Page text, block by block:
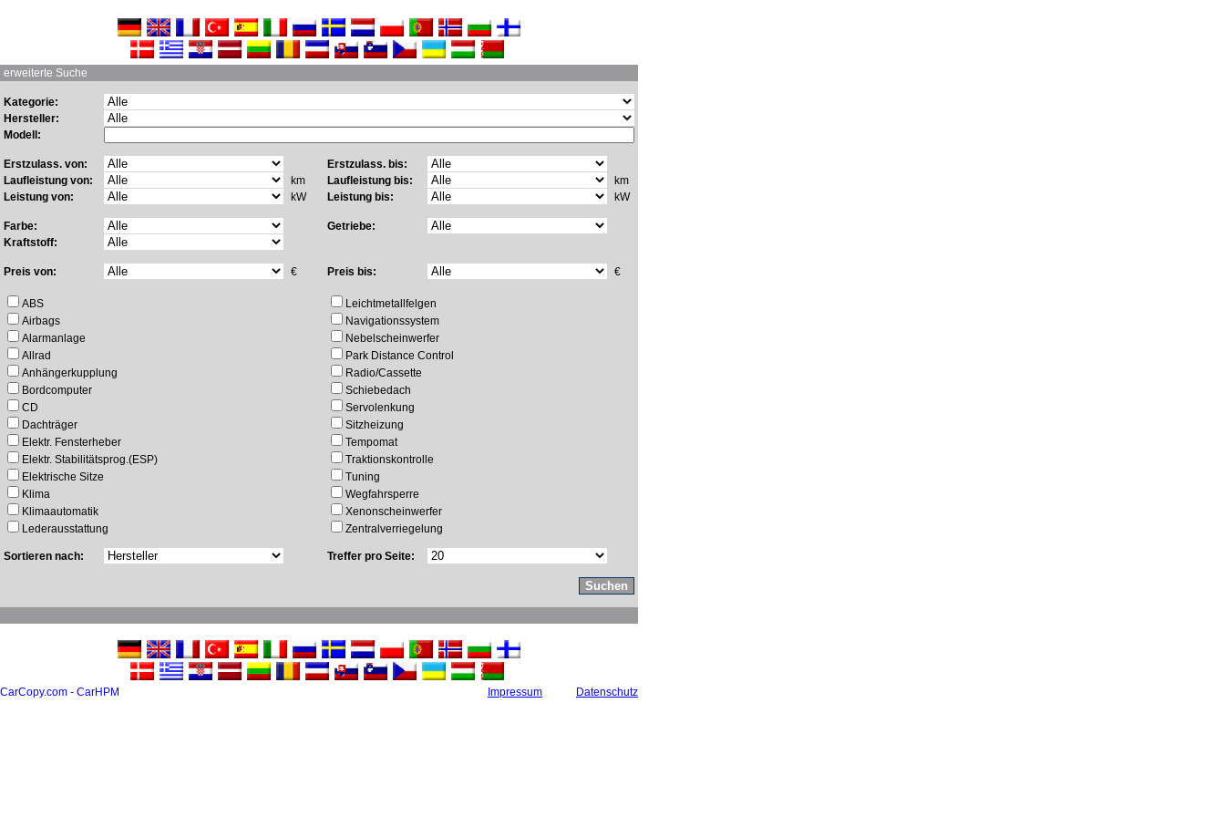
erweiterte Suche
Kategorie:
Hersteller:
Modell:
Erstzulass. von:
Erstzulass. bis:
Laufleistung von:
km Laufleistung bis:
km
Leistung von:
kW Leistung bis: kW
Farbe:
Getriebe:
Kraftstoff:
Preis von: € Preis bis: €
ABS
Airbags
Alarmanlage
Allrad
Anhängerkupplung
Bordcomputer
CD
Dachträger
Elektr. Fensterheber
Elektr. Stabilitätsprog.(ESP)
Elektrische Sitze
Klima
Klimaautomatik
Lederausstattung
Leichtmetallfelgen
Navigationssystem
Nebelscheinwerfer
Park Distance Control
Radio/Cassette
Schiebedach
Servolenkung
Sitzheizung
Tempomat
Traktionskontrolle
Tuning
Wegfahrsperre
Xenonscheinwerfer
Zentralverriegelung
Sortieren nach: Treffer pro Seite:
CarCopy.com - CarHPM Datenschutz
Impressum